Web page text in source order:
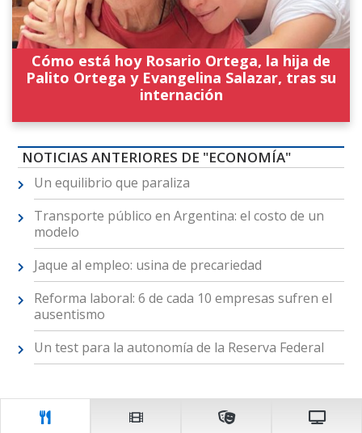
Cómo está hoy Rosario Ortega, la hija de
Palito Ortega y Evangelina Salazar, tras su
internación
NOTICIAS ANTERIORES DE "ECONOMÍA"
Un equilibrio que paraliza
Transporte público en Argentina: el costo de un
modelo
Jaque al empleo: usina de precariedad
Reforma laboral: 6 de cada 10 empresas sufren el
ausentismo
Un test para la autonomía de la Reserva Federal